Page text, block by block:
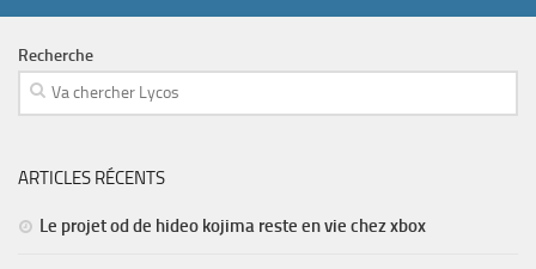
Recherche
ARTICLES RÉCENTS
Le projet od de hideo kojima reste en vie chez xbox